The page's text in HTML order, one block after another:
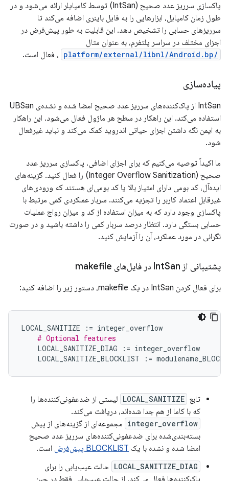
پاکسازی سرریز عدد صحیح (IntSan) توسط کامپایلر ارائه می‌شود و در
طول زمان کامپایل، ابزارهایی را به فایل باینری اضافه می‌کند تا
سرریزهای حسابی را تشخیص دهد. این قابلیت به طور پیش‌فرض در
اجزای مختلف در سراسر پلتفرم، به عنوان مثال
/platform/external/libnl/Android.bp ، فعال است.
پیاده‌سازی
IntSan از پاک‌کننده‌های سرریز عدد صحیح امضا شده و نشده‌ی UBSan
استفاده می‌کند. این راهکار در سطح هر ماژول فعال می‌شود. این راهکار
به ایمن نگه داشتن اجزای حیاتی اندروید کمک می‌کند و نباید غیرفعال
شود.
ما اکیداً توصیه می‌کنیم که برای اجزای اضافی، پاکسازی سرریز عدد
صحیح (Integer Overflow Sanitization) را فعال کنید. گزینه‌های
ایده‌آل، کد بومی دارای امتیاز بالا یا کد بومی‌ای هستند که ورودی‌های
غیرقابل اعتماد کاربر را تجزیه می‌کنند. سربار عملکردی کمی مرتبط با
پاکسازی وجود دارد که به میزان استفاده از کد و میزان رواج عملیات
حسابی بستگی دارد. انتظار درصد سربار کمی را داشته باشید و در صورت
نگرانی در مورد عملکرد، آن را آزمایش کنید.
پشتیبانی از Int San در فایل‌های makefile
برای فعال کردن IntSan در یک makefile، دستور زیر را اضافه کنید:
LOCAL_SANITIZE := integer_overflow
# Optional features
LOCAL_SANITIZE_DIAG
:= integer_overflow
LOCAL_SANITIZE_BLOCKLIST
:=
تابع LOCAL_SANITIZE لیستی از ضدعفونی‌کننده‌ها را
که با کاما از هم جدا شده‌اند، دریافت می‌کند.
integer_overflow مجموعه‌ای از گزینه‌های از پیش
بسته‌بندی‌شده برای ضدعفونی‌کننده‌های سرریز عدد صحیح
امضا شده و نشده با یک BLOCKLIST پیش‌فرض است.
LOCAL_SANITIZE_DIAG حالت عیب‌یابی را برای
پاک‌کننده‌ها فعال می‌کند. از حالت عیب‌یابی فقط در حین